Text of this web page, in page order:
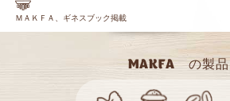
ＭＡＫＦＡ、ギネスブック掲載
MAKFA の製品